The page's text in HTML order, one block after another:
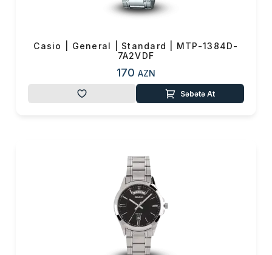
Casio | General | Standard | MTP-1384D-
7A2VDF
170 AZN
Səbətə At